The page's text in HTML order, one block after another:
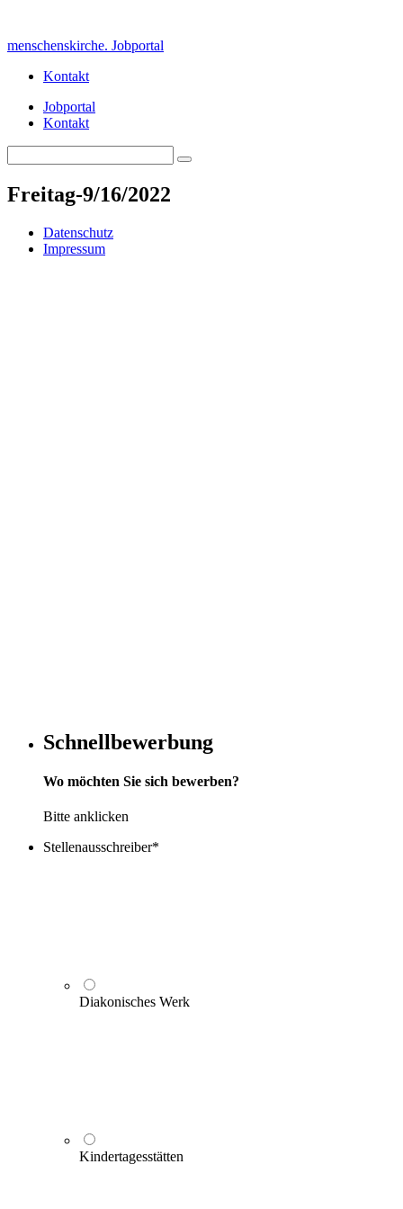
content
menschenskirche. Jobportal
Kontakt
Jobportal
Kontakt
for:
Search
Freitag-9/16/2022
Datenschutz
Impressum
Schnellbewerbung
Wo möchten Sie sich bewerben?
Bitte anklicken
Stellenausschreiber*
Diakonisches Werk
Kindertagesstätten